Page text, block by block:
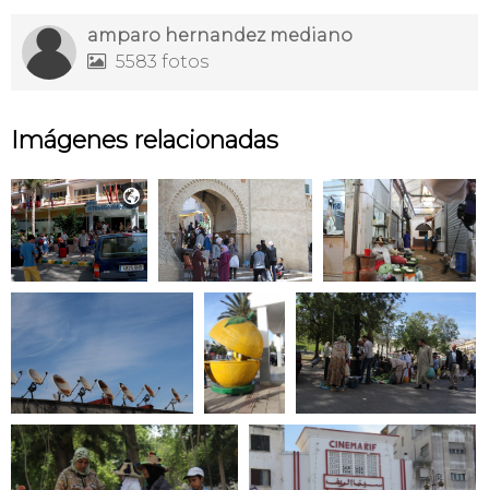
amparo hernandez mediano
 5583 fotos
Imágenes relacionadas
